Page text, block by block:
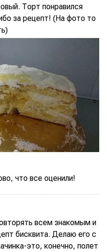
Торт понравился
за рецепт! (На фото то
что все оценили!
всем знакомым и
бисквита. Делаю его с
это, конечно, полет